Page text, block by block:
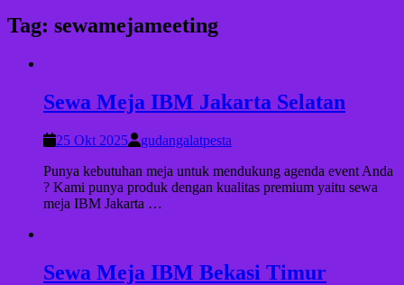
Tag: sewamejameeting
Sewa Meja IBM Jakarta Selatan
25 Okt 2025
gudangalatpesta
Punya kebutuhan meja untuk mendukung agenda event Anda
? Kami punya produk dengan kualitas premium yaitu sewa
meja IBM Jakarta …
Sewa Meja IBM Bekasi Timur